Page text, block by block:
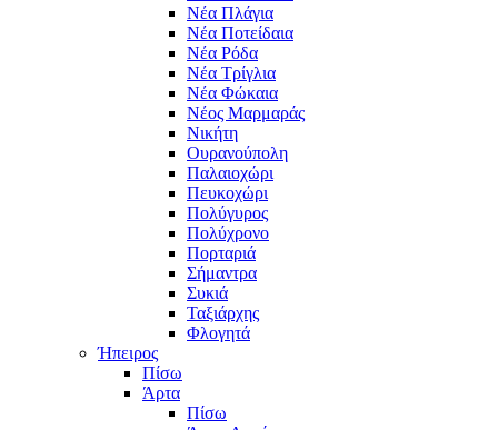
Νέα Πλάγια
Νέα Ποτείδαια
Νέα Ρόδα
Νέα Τρίγλια
Νέα Φώκαια
Νέος Μαρμαράς
Νικήτη
Ουρανούπολη
Παλαιοχώρι
Πευκοχώρι
Πολύγυρος
Πολύχρονο
Πορταριά
Σήμαντρα
Συκιά
Ταξιάρχης
Φλογητά
Ήπειρος
Πίσω
Άρτα
Πίσω